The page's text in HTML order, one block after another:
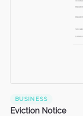
BUSINESS
Eviction Notice